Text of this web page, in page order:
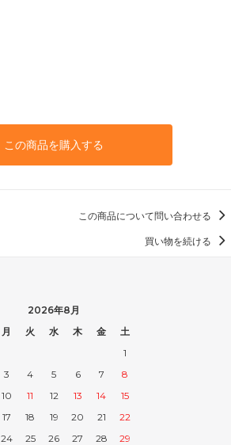
この商品を購入する
この商品について問い合わせる
買い物を続ける
2026年8月
月 火 水 木 金
土
1
3 4 5 6 7
8
10 11 12 13 14
15
17 18 19 20 21
22
24 25 26 27 28
29